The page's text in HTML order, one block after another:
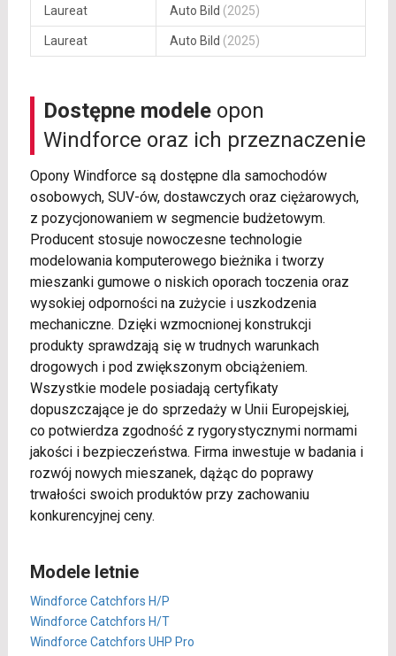
Laureat Auto Bild (2025)
Laureat Auto Bild (2025)
Dostępne modeleopon
Windforce oraz ich przeznaczenie
Opony Windforce są dostępne dla samochodów
osobowych, SUV-ów, dostawczych oraz ciężarowych,
z pozycjonowaniem w segmencie budżetowym.
Producent stosuje nowoczesne technologie
modelowania komputerowego bieżnika i tworzy
mieszanki gumowe o niskich oporach toczenia oraz
wysokiej odporności na zużycie i uszkodzenia
mechaniczne. Dzięki wzmocnionej konstrukcji
produkty sprawdzają się w trudnych warunkach
drogowych i pod zwiększonym obciążeniem.
Wszystkie modele posiadają certyfikaty
dopuszczające je do sprzedaży w Unii Europejskiej,
co potwierdza zgodność z rygorystycznymi normami
jakości i bezpieczeństwa. Firma inwestuje w badania i
rozwój nowych mieszanek, dążąc do poprawy
trwałości swoich produktów przy zachowaniu
konkurencyjnej ceny.
Modele letnie
Windforce Catchfors H/P
Windforce Catchfors H/T
Windforce Catchfors UHP Pro